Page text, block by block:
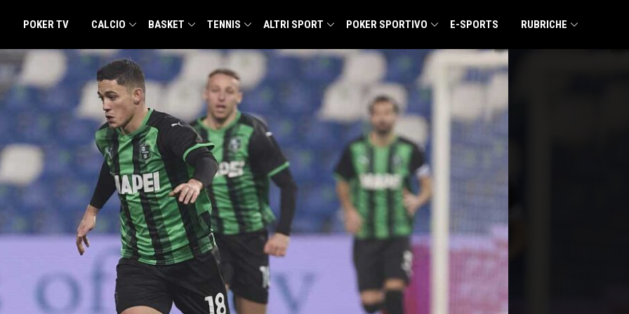
POKER TV CALCIO BASKET TENNIS ALTRI SPORT POKER SPORTIVO E-SPORTS RUBRICHE